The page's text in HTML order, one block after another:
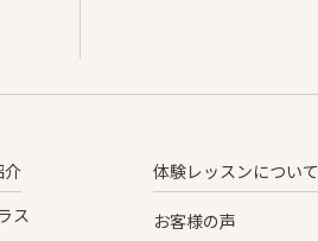
介
ス
体験レッスンについて
お客様の声